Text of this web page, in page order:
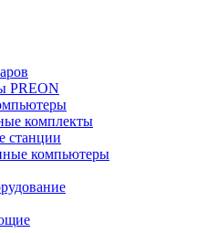
PREON
комплекты
станции
компьютеры